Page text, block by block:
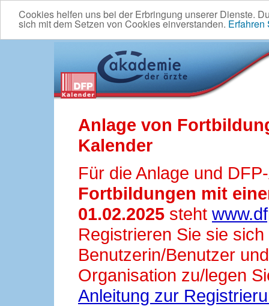
Cookies helfen uns bei der Erbringung unserer Dienste.
sich mit dem Setzen von Cookies einverstanden. Erfahren
Anlage von
Kalender
Für die Anlage und
Fortbildungen mit
01.02.2025 steht
Registrieren Sie sie
Benutzerin/Benutzer
Organisation zu/legen
Anleitung zur